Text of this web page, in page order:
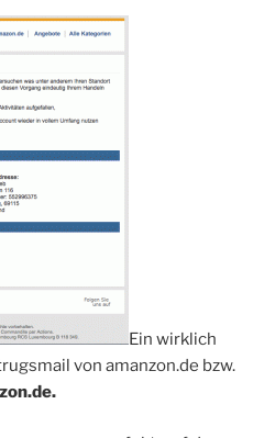
Ein wirklich
von amanzon.de bzw.